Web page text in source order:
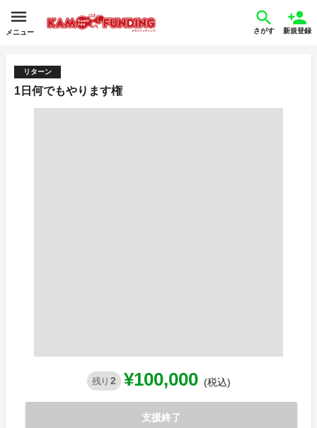
メニュー さがす 新規登録
リターン
1日何でもやります権
残り 2 ¥100,000 (税込)
支援終了